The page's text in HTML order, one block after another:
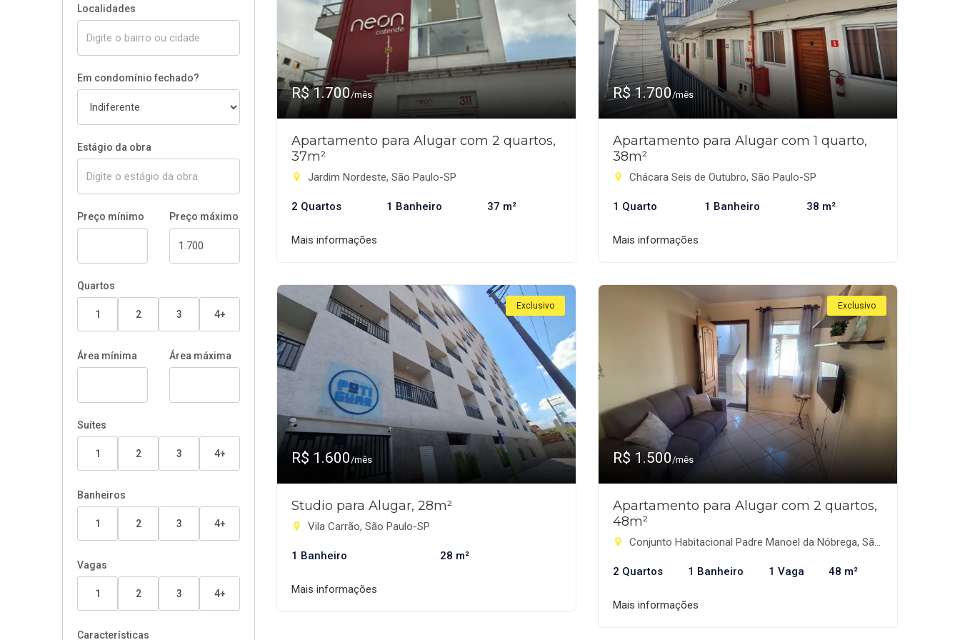
Localidades
Em condomínio fechado?
Estágio da obra
Preço mínimo Preço máximo
Quartos
1 2 3 4+
Área mínima Área máxima
Suítes
1 2 3 4+
Banheiros
1 2 3 4+
Vagas
1 2 3 4+
Características
R$ 1.700/mês
Apartamento para Alugar com 2 quartos,
37m²
Jardim Nordeste, São Paulo-SP
2 Quartos 1 Banheiro 37 m²
Mais informações
R$ 1.700/mês
Apartamento para Alugar com 1 quarto,
38m²
Chácara Seis de Outubro, São Paulo-SP
1 Quarto 1 Banheiro 38 m²
Mais informações
Exclusivo
R$ 1.600/mês
Studio para Alugar, 28m²
Vila Carrão, São Paulo-SP
1 Banheiro 28 m²
Mais informações
Exclusivo
R$ 1.500/mês
Apartamento para Alugar com 2 quartos,
48m²
Conjunto Habitacional Padre Manoel da Nóbrega, São Paulo-SP
2 Quartos 1 Banheiro 1 Vaga 48 m²
Mais informações